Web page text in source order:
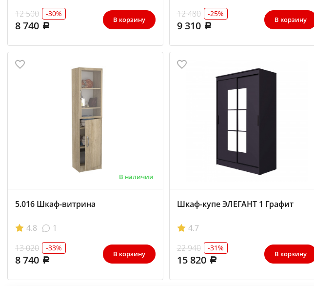
12 500
-30%
8 740 В корзину
12 480
-25%
9 310 В корзину
В наличии
5.016 Шкаф-витрина
4.8
1
13 020
-33%
8 740 В корзину
Шкаф-купе ЭЛЕГАНТ 1 Графит
4.7
22 940
-31%
15 820 В корзину